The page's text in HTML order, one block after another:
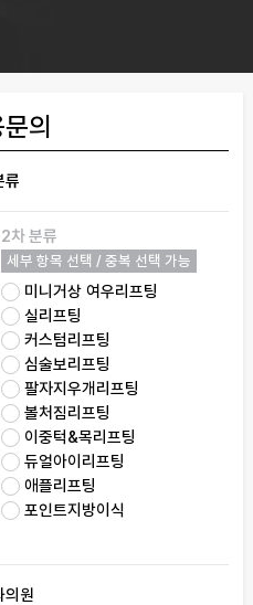
의
류
2차 분류
세부 항목 선택 / 중복 선택 가능
미니거상 여우리프팅
실리프팅
커스텀리프팅
심술보리프팅
팔자지우개리프팅
볼처짐리프팅
이중턱&목리프팅
듀얼아이리프팅
애플리프팅
포인트지방이식
의원